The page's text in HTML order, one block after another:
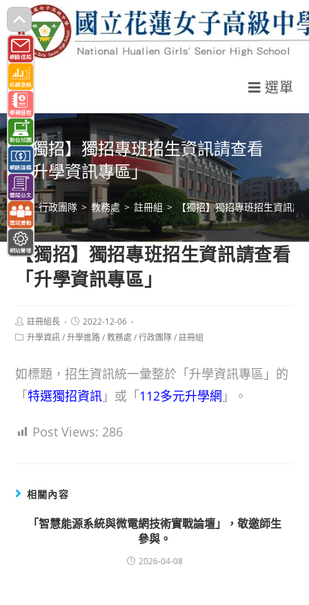
跳
轉
至
主
要
內
容
選單
【獨招】獨招專班招生資訊請查看
「升學資訊專區」
> 行政團隊 > 教務處 > 註冊組 > 【獨招】獨招專班招生資訊請
【獨招】獨招專班招生資訊請查看
「升學資訊專區」
Post
author:
註冊組長
Post
published:
2022-12-06
Post升學資訊 / 升學進路 / 教務處 / 行政團隊 / 註冊組
如標題，招生資訊統一彙整於「升學資訊專區」的
「特選獨招資訊 」或「112多元升學網 」。
Post Views: 286
相關內容
「智慧能源系統與微電網技術實戰論壇」，敬邀師生
參與。
2026-04-08